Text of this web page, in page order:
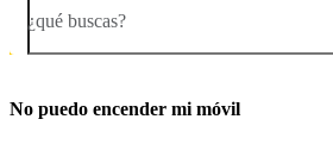
¿qué buscas?
No puedo encender mi móvil